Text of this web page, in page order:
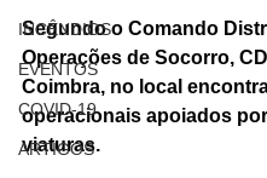
INCÊNDIOS
EVENTOS
COVID-19
ARTIGOS
Segundo o Comando
Operações de Socorro,
Coimbra, no local
operacionais apoiados
viaturas.